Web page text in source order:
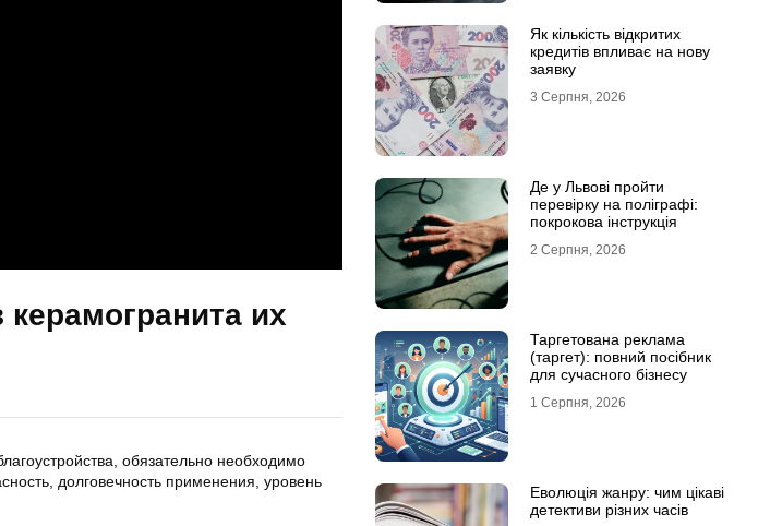
их
обязательно необходимо
долговечность применения, уровень
Як кількість відкритих
кредитів впливає на нову
заявку
3 Серпня, 2026
Де у Львові пройти
перевірку на поліграфі:
покрокова інструкція
2 Серпня, 2026
Таргетована реклама
(таргет): повний посібник
для сучасного бізнесу
1 Серпня, 2026
Еволюція жанру: чим цікаві
детективи різних часів